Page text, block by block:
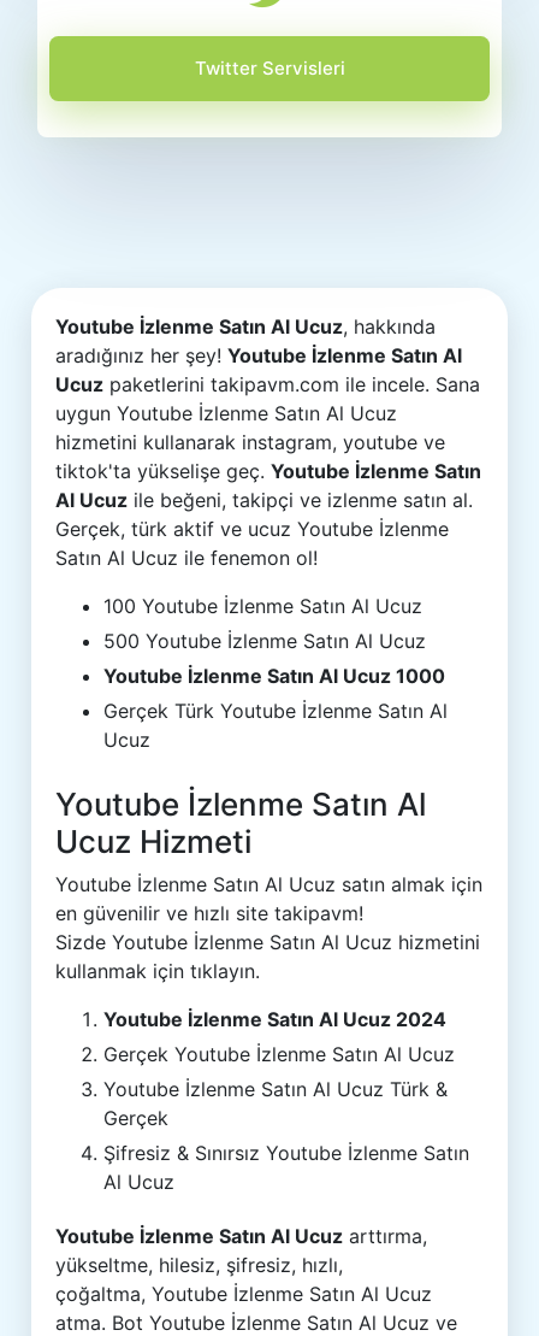
Twitter Servisleri
Youtube İzlenme Satın Al Ucuz, hakkında
aradığınız her şey!Youtube İzlenme Satın Al
Ucuz paketlerini takipavm.com ile incele. Sana
uygun Youtube İzlenme Satın Al Ucuz
hizmetini kullanarak instagram, youtube ve
tiktok'ta yükselişe geç.Youtube İzlenme Satın
Al Ucuz ile beğeni, takipçi ve izlenme satın al.
Gerçek, türk aktif ve ucuz Youtube İzlenme
Satın Al Ucuz ile fenemon ol!
100 Youtube İzlenme Satın Al Ucuz
500 Youtube İzlenme Satın Al Ucuz
Youtube İzlenme Satın Al Ucuz 1000
Gerçek Türk Youtube İzlenme Satın Al
Ucuz
Youtube İzlenme Satın Al
Ucuz Hizmeti
Youtube İzlenme Satın Al Ucuz satın almak için
en güvenilir ve hızlı site takipavm!
Sizde Youtube İzlenme Satın Al Ucuz hizmetini
kullanmak için tıklayın.
Youtube İzlenme Satın Al Ucuz 2024
Gerçek Youtube İzlenme Satın Al Ucuz
Youtube İzlenme Satın Al Ucuz Türk &
Gerçek
Şifresiz & Sınırsız Youtube İzlenme Satın
Al Ucuz
Youtube İzlenme Satın Al Ucuz arttırma,
yükseltme, hilesiz, şifresiz, hızlı,
çoğaltma, Youtube İzlenme Satın Al Ucuz
atma. Bot Youtube İzlenme Satın Al Ucuz ve